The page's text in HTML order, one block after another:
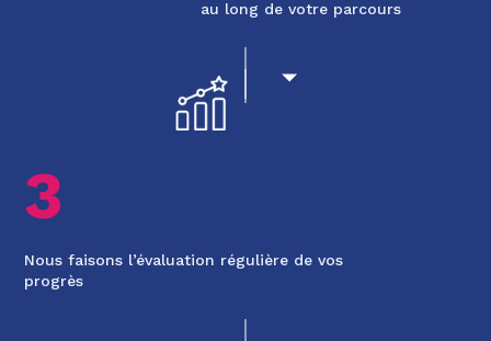
au long de votre parcours
3
Nous faisons l’évaluation régulière de vos
progrès